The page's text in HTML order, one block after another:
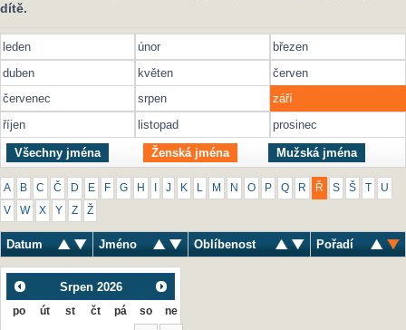
dítě.
leden únor
březen
duben
květen
červen
červenec
srpen
září
říjen
listopad prosinec
Všechny jména Ženská jména Mužská jména
A B C Č D E F G H J K M N O P Q R Ř S Š U
V W X Y Z Ž
Datum Jméno Oblíbenost Pořadí
Srpen 2026
po út st čt pá so ne